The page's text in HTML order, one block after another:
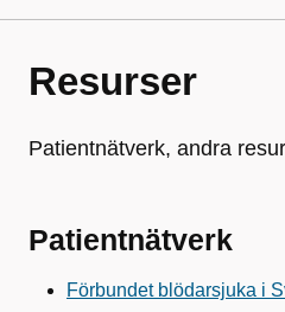
Resurser
Patientnätverk, andra
Patientnätverk
Förbundet blödarsjuka i